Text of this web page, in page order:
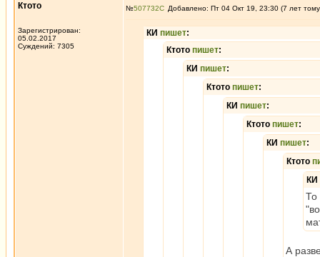
Ктото
Зарегистрирован:
05.02.2017
Суждений: 7305
№507732 Добавлено: Пт 04 Окт 19, 23:30 (7 лет
КИ пишет:
Ктото пишет:
КИ пишет:
Ктото пишет:
КИ пишет:
Ктото пишет:
КИ пишет:
Ктото
КИ
То
А